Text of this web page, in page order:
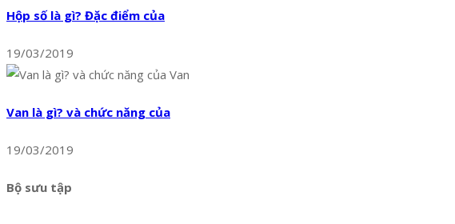
Hộp số là gì? Đặc điểm của
19/03/2019
Van là gì? và chức năng của
19/03/2019
Bộ sưu tập